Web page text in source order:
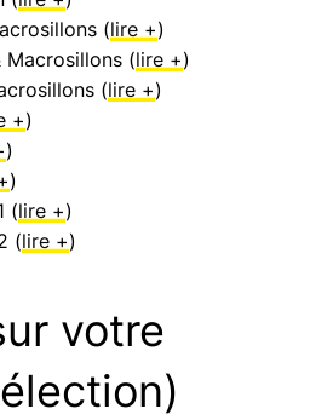
(lire +)
Macrosillons (lire +)
(lire +)
+)
)
)
(lire +)
(lire +)
votre